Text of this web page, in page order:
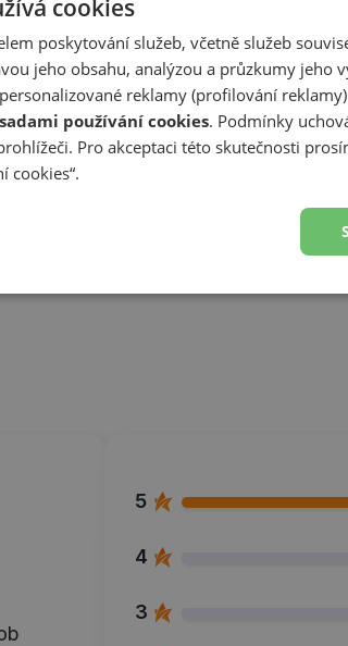
5
4
3
cookies
poskytování služeb, včetně služeb
jeho obsahu, analýzou a průzkumy jeho
reklamy (profilování
používání cookies. Podmínky
Pro akceptaci této skutečnosti
cookies“.